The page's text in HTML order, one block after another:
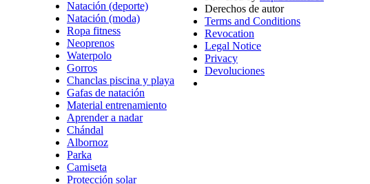
Natación (deporte)
Natación (moda)
Ropa fitness
Neoprenos
Waterpolo
Gorros
Chanclas piscina y playa
Gafas de natación
Material entrenamiento
Aprender a nadar
Chándal
Albornoz
Parka
Camiseta
Protección solar
Derechos de autor
Terms and Conditions
Revocation
Legal Notice
Privacy
Devoluciones